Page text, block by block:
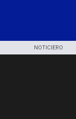
NOTICIERO